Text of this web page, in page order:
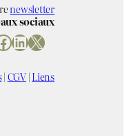
newsletter
sociaux
LinkedIn X
|CGV|Liens